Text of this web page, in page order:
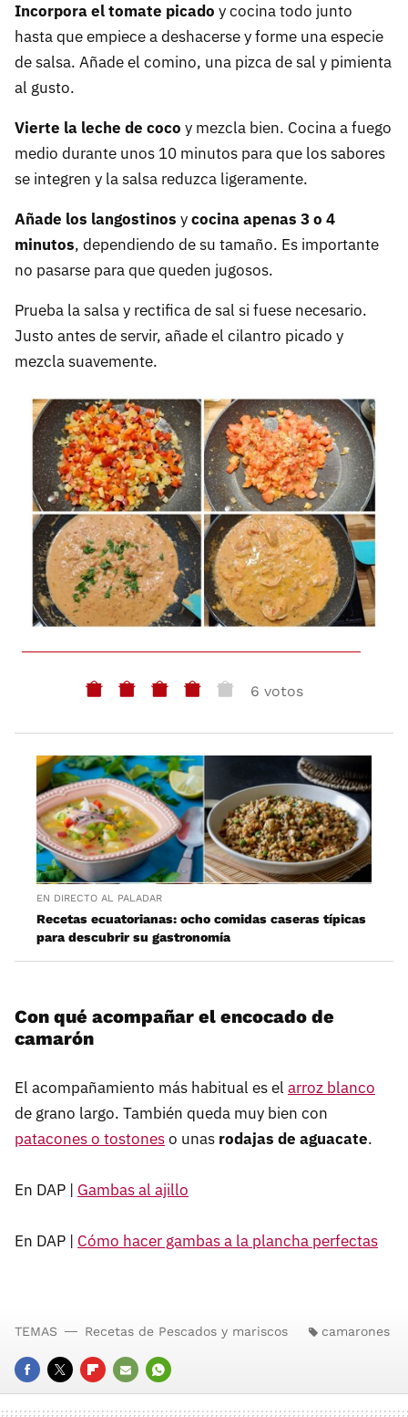
Incorpora el tomate picado y cocina todo junto
hasta que empiece a deshacerse y forme una especie
de salsa. Añade el comino, una pizca de sal y pimienta
al gusto.
Vierte la leche de coco y mezcla bien. Cocina a fuego
medio durante unos 10 minutos para que los sabores
se integren y la salsa reduzca ligeramente.
Añade los langostinos ycocina apenas 3 o 4
minutos, dependiendo de su tamaño. Es importante
no pasarse para que queden jugosos.
Prueba la salsa y rectifica de sal si fuese necesario.
Justo antes de servir, añade el cilantro picado y
mezcla suavemente.
6 votos
EN DIRECTO AL PALADAR
Recetas ecuatorianas: ocho comidas caseras típicas
para descubrir su gastronomía
Con qué acompañar el encocado de
camarón
El acompañamiento más habitual es el arroz blanco
de grano largo. También queda muy bien con
patacones o tostoneso unas rodajas de aguacate.
En DAP | Gambas al ajillo
En DAP | Cómo hacer gambas a la plancha perfectas
FACEBOOK
TWITTERFLIPBOARD
E-
WHATSAPP
TEMAS Recetas de Pescados y mariscos camarones